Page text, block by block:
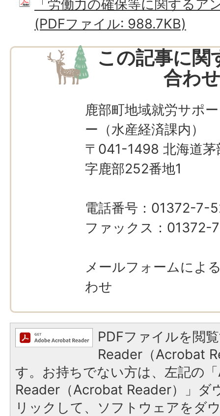
「労働力の確保等に関するア
(PDFファイル: 988.7KB)
この記事に関
合わ
鹿部町地域就労サポ
ー（水産経済課内）
〒041-1498 北海道茅
字鹿部252番地1
電話番号：01372-7-
ファックス：01372-
メールフォームによ
わせ
PDFファイルを閲
Reader（Acrobat
す。お持ちでない方は、左記の
Reader（Acrobat Reader）」ダ
リックして、ソフトウェアをダ